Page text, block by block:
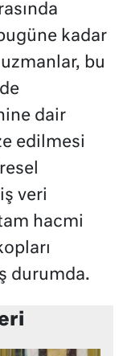
kadar
bu
dair
edilmesi
veri
hacmi
durumda.